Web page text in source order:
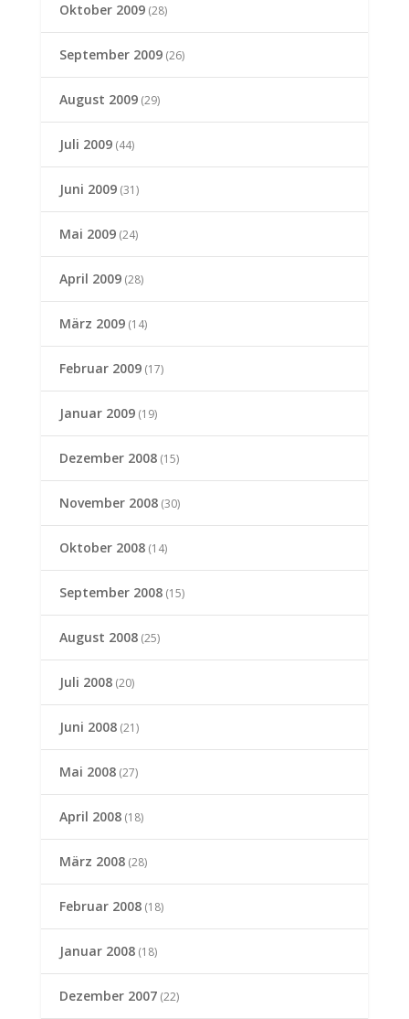
Oktober 2009(28)
September 2009(26)
August 2009(29)
Juli 2009(44)
Juni 2009(31)
Mai 2009(24)
April 2009(28)
März 2009(14)
Februar 2009(17)
Januar 2009(19)
Dezember 2008(15)
November 2008(30)
Oktober 2008(14)
September 2008(15)
August 2008(25)
Juli 2008(20)
Juni 2008(21)
Mai 2008(27)
April 2008(18)
März 2008(28)
Februar 2008(18)
Januar 2008(18)
Dezember 2007(22)